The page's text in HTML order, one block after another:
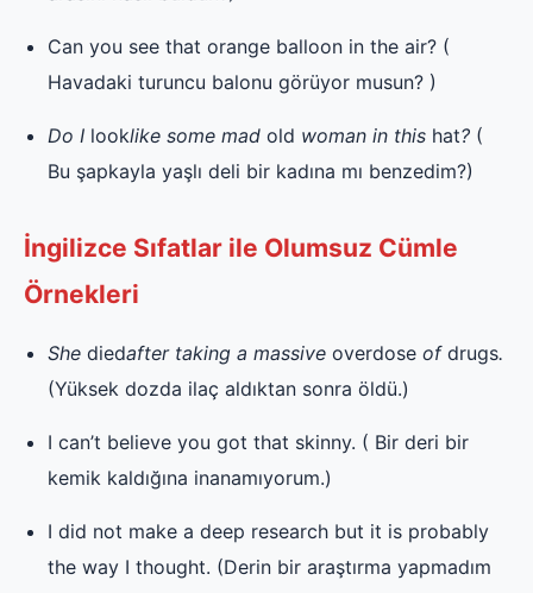
Can you see that orange balloon in the air? (
Havadaki turuncu balonu görüyor musun? )
Do I looklike some mad old woman in this hat? (
Bu şapkayla yaşlı deli bir kadına mı benzedim?)
İngilizce Sıfatlar ile Olumsuz Cümle
Örnekleri
She diedafter taking a massive overdose of drugs.
(Yüksek dozda ilaç aldıktan sonra öldü.)
I can’t believe you got that skinny. ( Bir deri bir
kemik kaldığına inanamıyorum.)
I did not make a deep research but it is probably
the way I thought. (Derin bir araştırma yapmadım